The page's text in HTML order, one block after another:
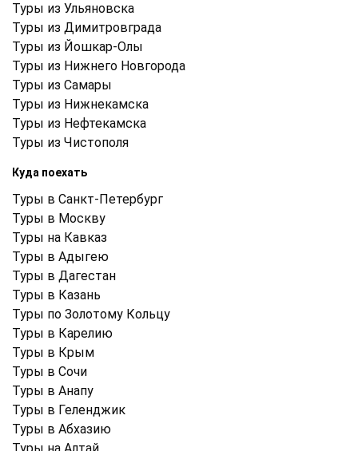
Туры из Ульяновска
Туры из Димитровграда
Туры из Йошкар-Олы
Туры из Нижнего Новгорода
Туры из Самары
Туры из Нижнекамска
Туры из Нефтекамска
Туры из Чистополя
Куда поехать
Туры в Санкт-Петербург
Туры в Москву
Туры на Кавказ
Туры в Адыгею
Туры в Дагестан
Туры в Казань
Туры по Золотому Кольцу
Туры в Карелию
Туры в Крым
Туры в Cочи
Туры в Анапу
Туры в Геленджик
Туры в Абхазию